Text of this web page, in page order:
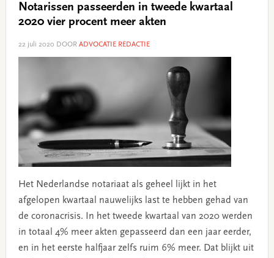
Notarissen passeerden in tweede kwartaal
2020 vier procent meer akten
22 juli 2020 DOOR ADVOCATIE REDACTIE
Het Nederlandse notariaat als geheel lijkt in het
afgelopen kwartaal nauwelijks last te hebben gehad van
de coronacrisis. In het tweede kwartaal van 2020 werden
in totaal 4% meer akten gepasseerd dan een jaar eerder,
en in het eerste halfjaar zelfs ruim 6% meer. Dat blijkt uit